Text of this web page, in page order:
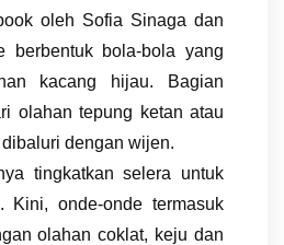
oleh Sofia Sinaga dan
berbentuk bola-bola yang
kacang hijau. Bagian
olahan tepung ketan atau
dengan wijen.
tingkatkan selera untuk
Kini, onde-onde termasuk
olahan coklat, keju dan